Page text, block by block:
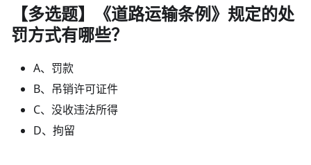
【多选题】《道路运输条例》规定的处
罚方式有哪些？
A、罚款
B、吊销许可证件
C、没收违法所得
D、拘留